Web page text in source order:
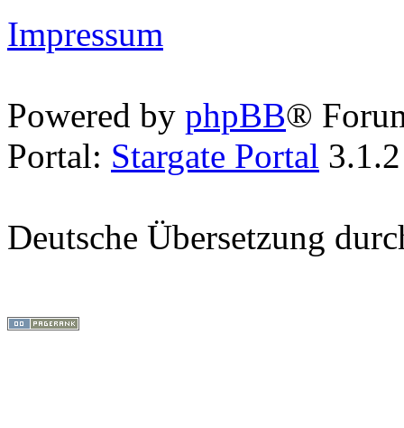
Impressum
Powered by phpBB®
Portal: Stargate Portal
Deutsche Übersetzung